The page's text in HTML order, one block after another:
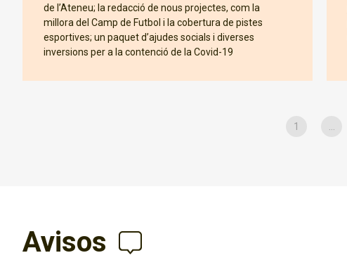
de l’Ateneu; la redacció de nous projectes, com la
millora del Camp de Futbol i la cobertura de pistes
esportives; un paquet d’ajudes socials i diverses
inversions per a la contenció de la Covid-19
1 ...
Avisos